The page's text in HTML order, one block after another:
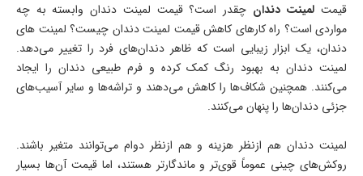
قیمت لمینت دندان چقدر است؟ قیمت لمینت دندان وابسته به چه
مواردی است؟ راه کارهای کاهش قیمت لمینت دندان چیست؟ لمینت های
دندان، یک ابزار زیبایی است که ظاهر دندان‌های فرد را تغییر می‌دهد.
لمینت دندان به بهبود رنگ کمک کرده و فرم طبیعی دندان را ایجاد
می‌کنند. همچنین شکاف‌ها را کاهش می‌دهند و تراشه‌ها و سایر آسیب‌های
جزئی دندان‌ها را پنهان می‌کنند.
لمینت دندان هم ازنظر هزینه و هم ازنظر دوام می‌توانند متغیر باشند.
روکش‌های چینی عموماً قوی‌تر و ماندگارتر هستند، اما قیمت آن‌ها بسیار